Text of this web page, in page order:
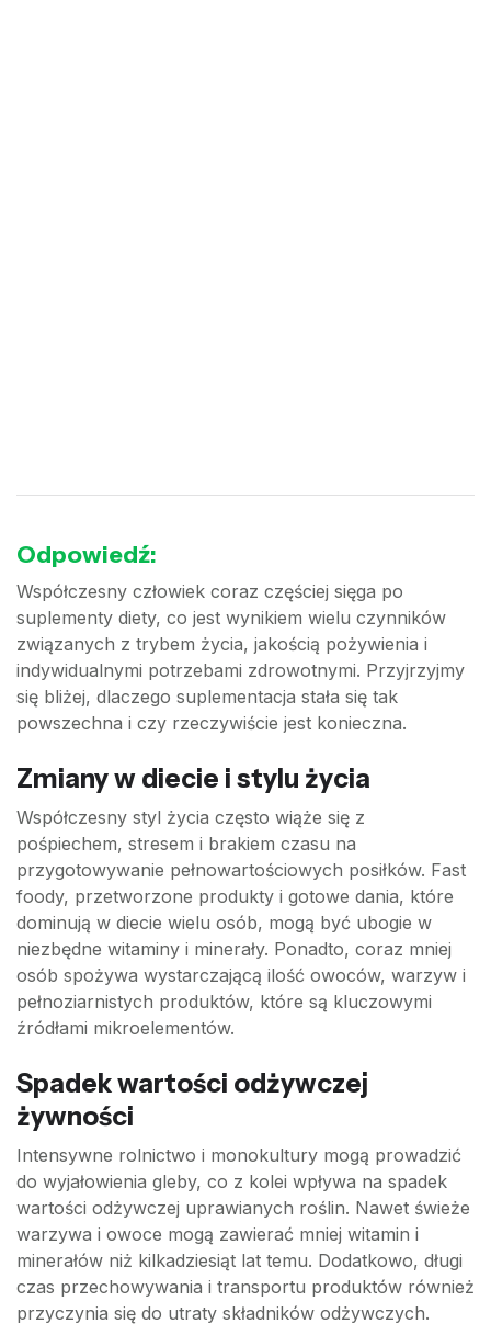
Odpowiedź:
Współczesny człowiek coraz częściej sięga po
suplementy diety, co jest wynikiem wielu czynników
związanych z trybem życia, jakością pożywienia i
indywidualnymi potrzebami zdrowotnymi. Przyjrzyjmy
się bliżej, dlaczego suplementacja stała się tak
powszechna i czy rzeczywiście jest konieczna.
Zmiany w diecie i stylu życia
Współczesny styl życia często wiąże się z
pośpiechem, stresem i brakiem czasu na
przygotowywanie pełnowartościowych posiłków. Fast
foody, przetworzone produkty i gotowe dania, które
dominują w diecie wielu osób, mogą być ubogie w
niezbędne witaminy i minerały. Ponadto, coraz mniej
osób spożywa wystarczającą ilość owoców, warzyw i
pełnoziarnistych produktów, które są kluczowymi
źródłami mikroelementów.
Spadek wartości odżywczej
żywności
Intensywne rolnictwo i monokultury mogą prowadzić
do wyjałowienia gleby, co z kolei wpływa na spadek
wartości odżywczej uprawianych roślin. Nawet świeże
warzywa i owoce mogą zawierać mniej witamin i
minerałów niż kilkadziesiąt lat temu. Dodatkowo, długi
czas przechowywania i transportu produktów również
przyczynia się do utraty składników odżywczych.